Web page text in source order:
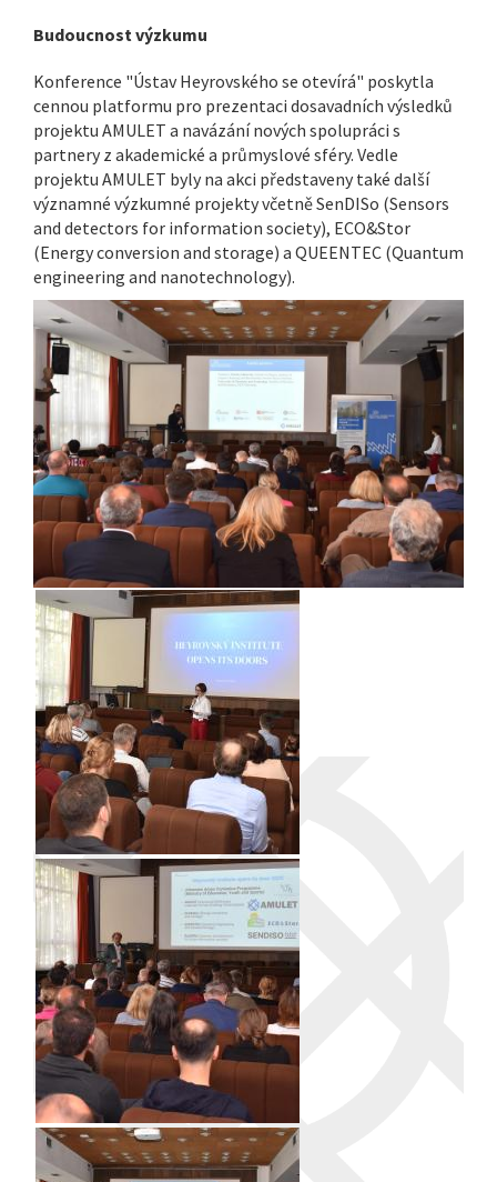
Budoucnost výzkumu
Konference "Ústav Heyrovského se otevírá" poskytla
cennou platformu pro prezentaci dosavadních výsledků
projektu AMULET a navázání nových spolupráci s
partnery z akademické a průmyslové sféry. Vedle
projektu AMULET byly na akci představeny také další
významné výzkumné projekty včetně SenDISo (Sensors
and detectors for information society), ECO&Stor
(Energy conversion and storage) a QUEENTEC (Quantum
engineering and nanotechnology).